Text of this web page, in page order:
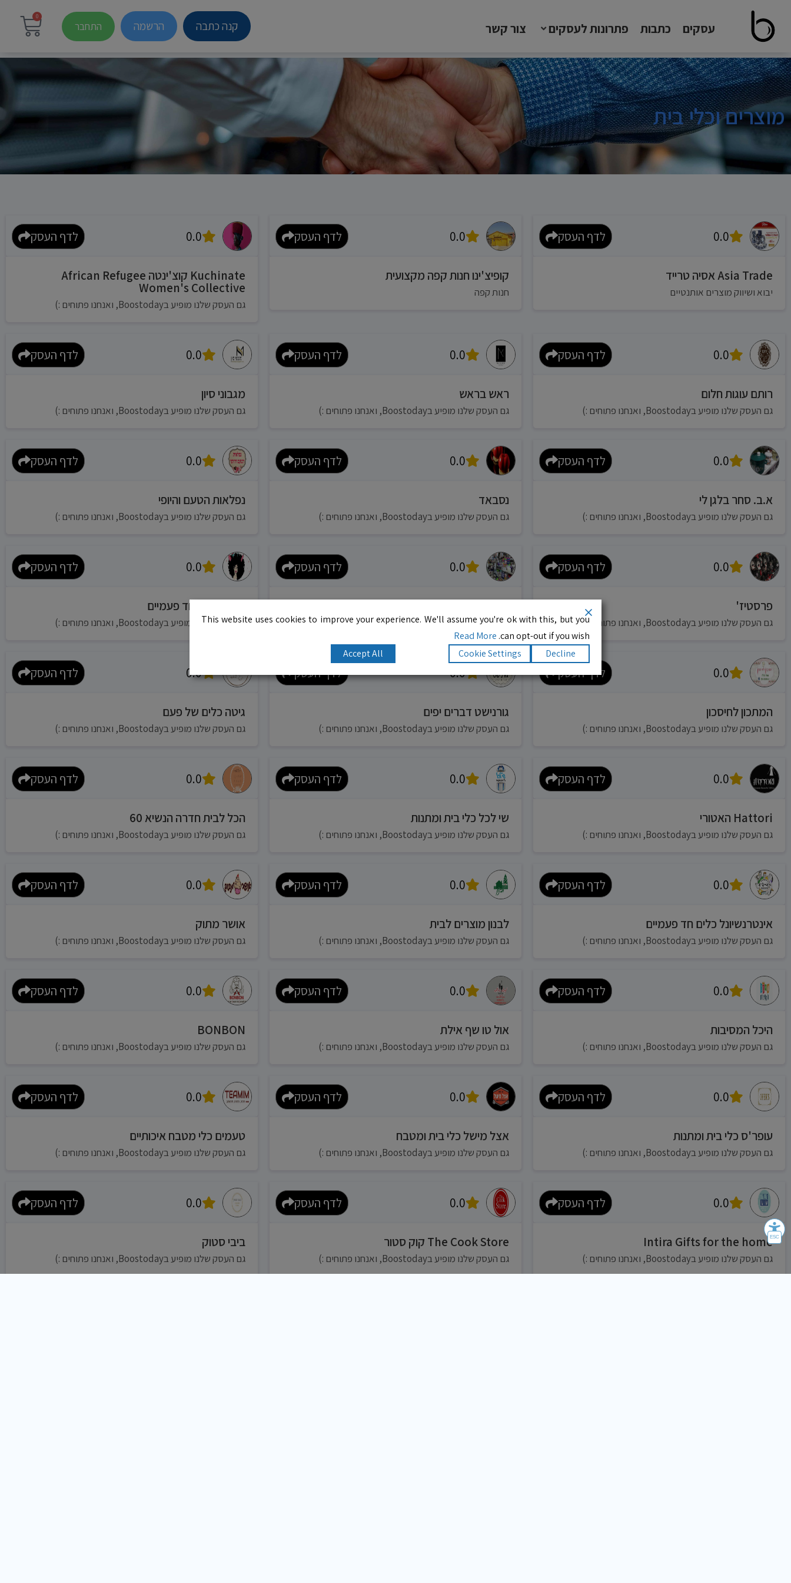
עסקים כתבות פתרונות לעסקים צור קשר קנה כתבה הרשמה התחבר
0
מוצרים וכלי בית
0.0 לדף העסק
Asia Trade אסיה טרייד
יבוא ושיווק מוצרים אותנטיים
0.0 לדף העסק
קופיצ'ינו חנות קפה מקצועית
חנות קפה
0.0 לדף העסק
Kuchinate קוצ'ינטה African Refugee
Women's Collective
גם העסק שלנו מופיע בBoostoday, ואנחנו פתוחים :)
0.0 לדף העסק
רותם עוגות חלום
גם העסק שלנו מופיע בBoostoday, ואנחנו פתוחים :)
0.0 לדף העסק
ראש בראש
גם העסק שלנו מופיע בBoostoday, ואנחנו פתוחים :)
0.0 לדף העסק
מגבוני סיון
גם העסק שלנו מופיע בBoostoday, ואנחנו פתוחים :)
0.0 לדף העסק
א.ב. סחר בלגן לי
גם העסק שלנו מופיע בBoostoday, ואנחנו פתוחים :)
0.0 לדף העסק
נסבאד
גם העסק שלנו מופיע בBoostoday, ואנחנו פתוחים :)
0.0 לדף העסק
נפלאות הטעם והיופי
גם העסק שלנו מופיע בBoostoday, ואנחנו פתוחים :)
0.0 לדף העסק
פרסטיז'
גם העסק שלנו מופיע בBoostoday, ואנחנו פתוחים :)
0.0 לדף העסק
גם העסק שלנו מופיע בBoostoday, ואנחנו פתוחים :)
0.0 לדף העסק
חופית כלים חד פעמיים
גם העסק שלנו מופיע בBoostoday, ואנחנו פתוחים :)
0.0 לדף העסק
המתכון לחיסכון
גם העסק שלנו מופיע בBoostoday, ואנחנו פתוחים :)
0.0 לדף העסק
גורנישט דברים יפים
גם העסק שלנו מופיע בBoostoday, ואנחנו פתוחים :)
0.0 לדף העסק
גיטה כלים של פעם
גם העסק שלנו מופיע בBoostoday, ואנחנו פתוחים :)
0.0 לדף העסק
Hattori האטורי
גם העסק שלנו מופיע בBoostoday, ואנחנו פתוחים :)
0.0 לדף העסק
שי לכל כלי בית ומתנות
גם העסק שלנו מופיע בBoostoday, ואנחנו פתוחים :)
0.0 לדף העסק
הכל לבית חדרה הנשיא 60
גם העסק שלנו מופיע בBoostoday, ואנחנו פתוחים :)
0.0 לדף העסק
אינטרנשיונל כלים חד פעמיים
גם העסק שלנו מופיע בBoostoday, ואנחנו פתוחים :)
0.0 לדף העסק
לבנון מוצרים לבית
גם העסק שלנו מופיע בBoostoday, ואנחנו פתוחים :)
0.0 לדף העסק
אושר מתוק
גם העסק שלנו מופיע בBoostoday, ואנחנו פתוחים :)
0.0 לדף העסק
היכל המסיבות
גם העסק שלנו מופיע בBoostoday, ואנחנו פתוחים :)
0.0 לדף העסק
אול טו שף אילת
גם העסק שלנו מופיע בBoostoday, ואנחנו פתוחים :)
0.0 לדף העסק
BONBON
גם העסק שלנו מופיע בBoostoday, ואנחנו פתוחים :)
0.0 לדף העסק
עופר'ס כלי בית ומתנות
גם העסק שלנו מופיע בBoostoday, ואנחנו פתוחים :)
0.0 לדף העסק
אצל מישל כלי בית ומטבח
גם העסק שלנו מופיע בBoostoday, ואנחנו פתוחים :)
0.0 לדף העסק
טעמים כלי מטבח איכותיים
גם העסק שלנו מופיע בBoostoday, ואנחנו פתוחים :)
0.0 לדף העסק
Intira Gifts for the home
גם העסק שלנו מופיע בBoostoday, ואנחנו פתוחים :)
0.0 לדף העסק
The Cook Store קוק סטור
גם העסק שלנו מופיע בBoostoday, ואנחנו פתוחים :)
0.0 לדף העסק
ביבי סטוק
גם העסק שלנו מופיע בBoostoday, ואנחנו פתוחים :)
This website uses cookies to improve your experience. We'll assume you're ok with this, but you
can opt-out if you wish.
Read More
Decline
Cookie Settings
Accept All